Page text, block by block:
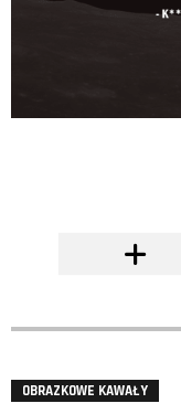
OBRAZKOWE KAWAŁY